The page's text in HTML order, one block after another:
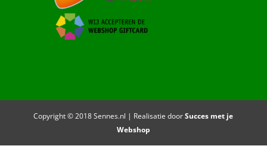
Copyright © 2018 Sennes.nl | Realisatie doorSucces met je
Webshop